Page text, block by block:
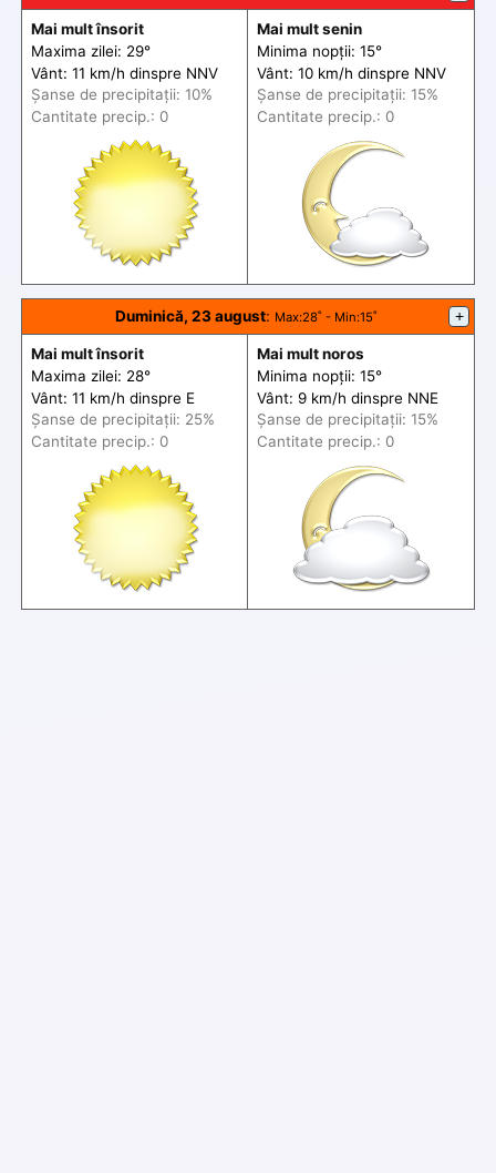
Mai mult însorit
Maxima zilei: 29°
Vânt: 11 km/h dinspre NNV
Șanse de precipitații: 10%
Cantitate precip.: 0
Mai mult senin
Minima nopții: 15°
Vânt: 10 km/h dinspre NNV
Șanse de precipitații: 15%
Cantitate precip.: 0
Duminică, 23 august: Max:28˚ - Min:15˚ +
Mai mult însorit
Maxima zilei: 28°
Vânt: 11 km/h dinspre E
Șanse de precipitații: 25%
Cantitate precip.: 0
Mai mult noros
Minima nopții: 15°
Vânt: 9 km/h dinspre NNE
Șanse de precipitații: 15%
Cantitate precip.: 0